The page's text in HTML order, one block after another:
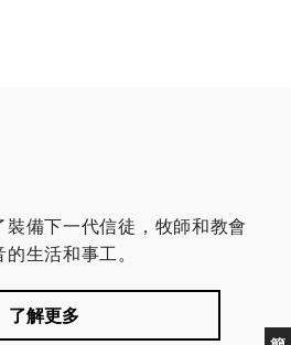
備下一代信徒，牧師和教會
生活和事工。
了解更多